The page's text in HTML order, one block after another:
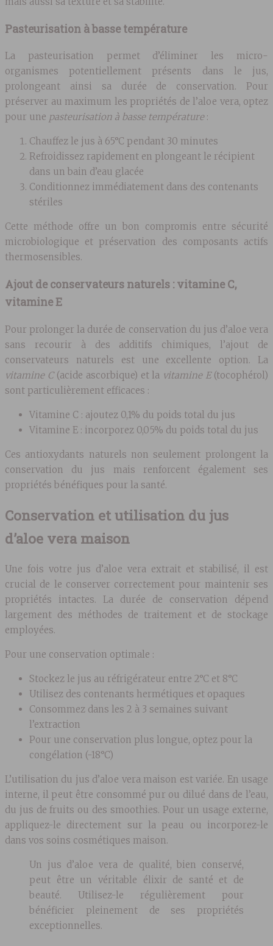
Pasteurisation à basse température
La pasteurisation permet d’éliminer les micro-
organismes potentiellement présents dans le jus,
prolongeant ainsi sa durée de conservation. Pour
préserver au maximum les propriétés de l’aloe vera, optez
pour une pasteurisation à basse température :
Chauffez le jus à 65°C pendant 30 minutes
Refroidissez rapidement en plongeant le récipient
dans un bain d’eau glacée
Conditionnez immédiatement dans des contenants
stériles
Cette méthode offre un bon compromis entre sécurité
microbiologique et préservation des composants actifs
thermosensibles.
Ajout de conservateurs naturels : vitamine C,
vitamine E
Pour prolonger la durée de conservation du jus d’aloe vera
sans recourir à des additifs chimiques, l’ajout de
conservateurs naturels est une excellente option. La
vitamine C (acide ascorbique) et la vitamine E (tocophérol)
sont particulièrement efficaces :
Vitamine C : ajoutez 0,1% du poids total du jus
Vitamine E : incorporez 0,05% du poids total du jus
Ces antioxydants naturels non seulement prolongent la
conservation du jus mais renforcent également ses
propriétés bénéfiques pour la santé.
Conservation et utilisation du jus
d’aloe vera maison
Une fois votre jus d’aloe vera extrait et stabilisé, il est
crucial de le conserver correctement pour maintenir ses
propriétés intactes. La durée de conservation dépend
largement des méthodes de traitement et de stockage
employées.
Pour une conservation optimale :
Stockez le jus au réfrigérateur entre 2°C et 8°C
Utilisez des contenants hermétiques et opaques
Consommez dans les 2 à 3 semaines suivant
l’extraction
Pour une conservation plus longue, optez pour la
congélation (-18°C)
L’utilisation du jus d’aloe vera maison est variée. En usage
interne, il peut être consommé pur ou dilué dans de l’eau,
du jus de fruits ou des smoothies. Pour un usage externe,
appliquez-le directement sur la peau ou incorporez-le
dans vos soins cosmétiques maison.
Un jus d’aloe vera de qualité, bien conservé,
peut être un véritable élixir de santé et de
beauté. Utilisez-le régulièrement pour
bénéficier pleinement de ses propriétés
exceptionnelles.